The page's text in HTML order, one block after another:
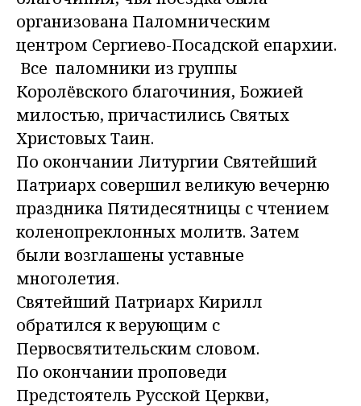
организована Паломническим
центром Сергиево-Посадской епархии.
Все паломники из группы
Королёвского благочиния, Божией
милостью, причастились Святых
Христовых Таин.
По окончании Литургии Святейший
Патриарх совершил великую вечерню
праздника Пятидесятницы с чтением
коленопреклонных молитв. Затем
были возглашены уставные
многолетия.
Святейший Патриарх Кирилл
обратился к верующим с
Первосвятительским словом.
По окончании проповеди
Предстоятель Русской Церкви,